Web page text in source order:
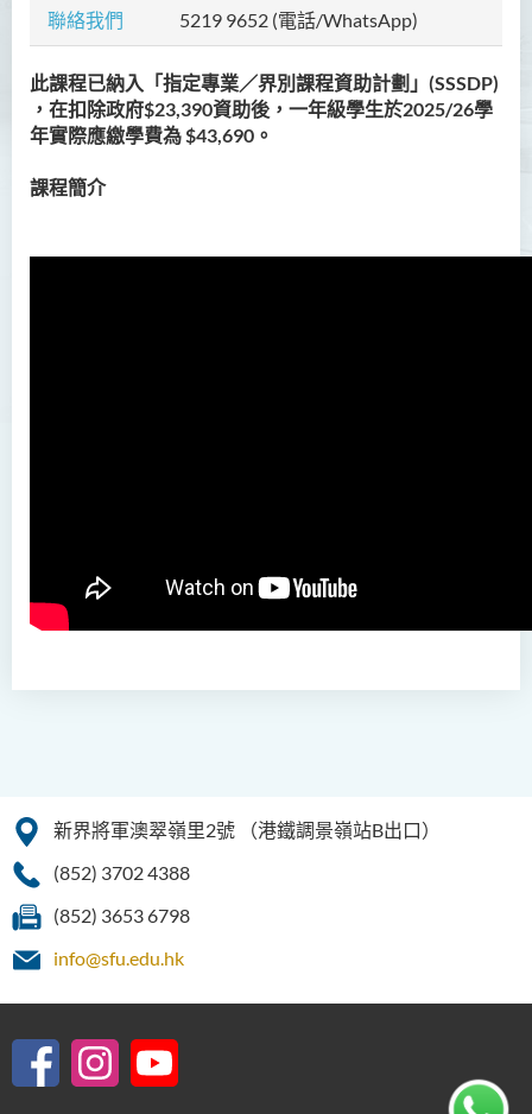
聯絡我們 5219 9652 (電話/WhatsApp)
此課程已納入「指定專業／界別課程資助計劃」(SSSDP)
，在扣除政府$23,390資助後，一年級學生於2025/26學
年實際應繳學費為$43,690 。
課程簡介
款待管理學高級文憑
簡介
課程特色
伴
制)
社會工作高級文憑 (全日制 /
電影與媒體製作高級文憑
新界將軍澳翠嶺里2號
（港鐵調景嶺站B出口）
(852) 3702 4388
(852) 3653 6798
info@sfu.edu.hk